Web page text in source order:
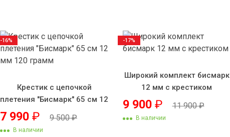
Крестик с цепочкой
плетения "Бисмарк" 65 см 12
мм 120 грамм
7 990 ₽ 9 500₽
В наличии
-16%
Широкий комплект бисмарк
12 мм с крестиком
9 900 ₽ 11 900₽
В наличии
-17%